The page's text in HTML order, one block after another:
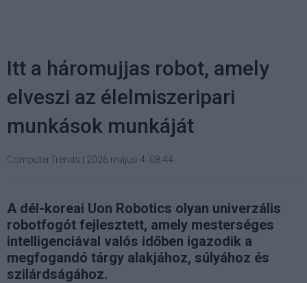
Itt a háromujjas robot, amely
elveszi az élelmiszeripari
munkások munkáját
ComputerTrends 2026 május 4. 08:44
A dél-koreai Uon Robotics olyan univerzális
robotfogót fejlesztett, amely mesterséges
intelligenciával valós időben igazodik a
megfogandó tárgy alakjához, súlyához és
szilárdságához.